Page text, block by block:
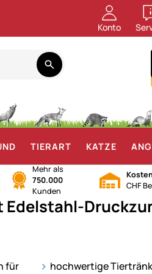
Konto
TIERART KATZE
Mehr als
750.000
Kunden
CHF
hochwertige